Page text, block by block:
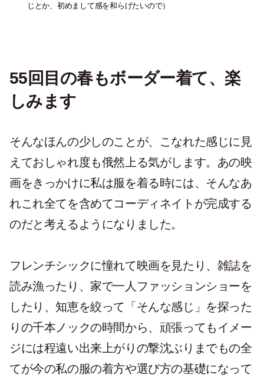
じとか、初めまして感を和らげたいので）
55回目の春もボーダー着て、楽
しみます
そんなほんの少しのことが、こなれた感じに見
えておしゃれ度も俄然上る気がします。あの映
画をきっかけに私は服を着る時には、そんなあ
れこれ全てを含めてコーディネイトが完成する
のだと考えるようになりました。
フレンチシックに憧れて映画を見たり、雑誌を
読み漁ったり、家で一人ファッションショーを
したり、知恵を絞って「そんな感じ」を探った
りの千本ノックの時間から、頑張ってもイメー
ジには程遠い出来上がりの撃沈ぶりまでもの全
てが今の私の服の着方や選び方の基礎になって